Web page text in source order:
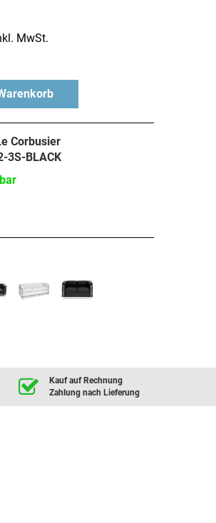
MwSt.
Corbusier
3S-BLACK
Kauf auf Rechnung
Zahlung nach Lieferung